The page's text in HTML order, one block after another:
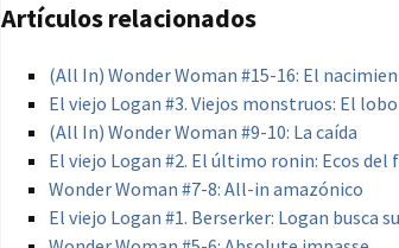
Artículos relacionados
(All In) Wonder Woman #15-16: El
El viejo Logan #3. Viejos monstruos: El
(All In) Wonder Woman #9-10: La caída
El viejo Logan #2. El último ronin: Ecos del
Wonder Woman #7-8: All-in amazónico
El viejo Logan #1. Berserker: Logan busca